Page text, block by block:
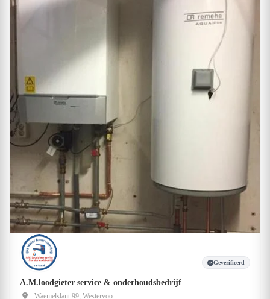
Geverifieerd
A.M.loodgieter service & onderhoudsbedrijf
Waemelslant 99, Westervoo...